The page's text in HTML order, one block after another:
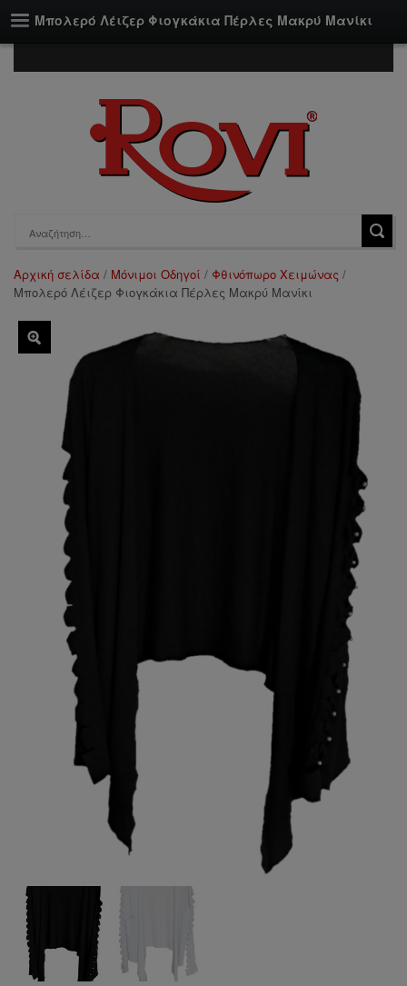
Μπολερό Λέιζερ Φιογκάκια Πέρλες Μακρύ Μανίκι
Αρχική σελίδα / Μόνιμοι Οδηγοί / Φθινόπωρο Χειμώνας /
Μπολερό Λέιζερ Φιογκάκια Πέρλες Μακρύ Μανίκι